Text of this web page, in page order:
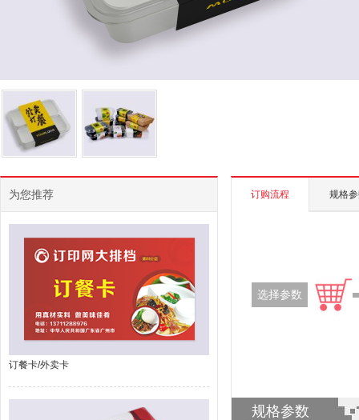
为您推荐
订餐卡/外卖卡
订购流程 规格
选择参数
规格参数